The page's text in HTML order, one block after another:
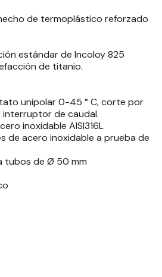
de termoplástico reforzado
estándar de Incoloy 825
de titanio.
unipolar 0-45 ° C, corte por
de caudal.
inoxidable AISI316L
de acero inoxidable a prueba de
tubos de Ø 50 mm